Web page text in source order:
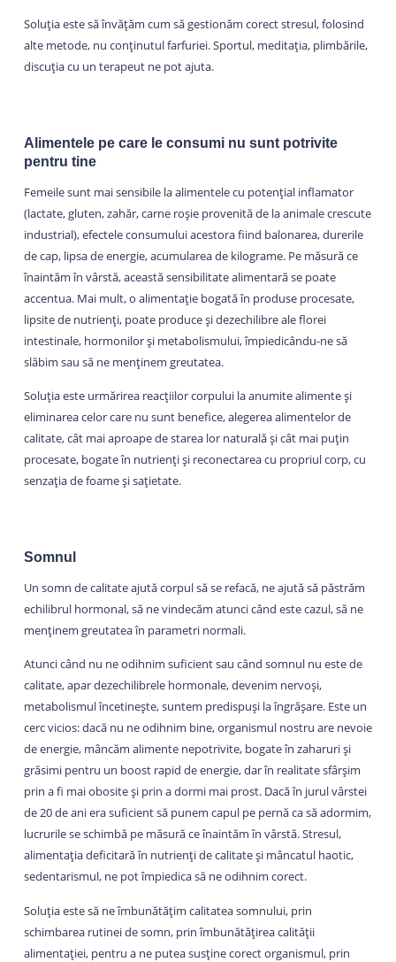
Soluția este să învățăm cum să gestionăm corect stresul, folosind
alte metode, nu conținutul farfuriei. Sportul, meditația, plimbările,
discuția cu un terapeut ne pot ajuta.
Alimentele pe care le consumi nu sunt potrivite
pentru tine
Femeile sunt mai sensibile la alimentele cu potențial inflamator
(lactate, gluten, zahăr, carne roșie provenită de la animale crescute
industrial), efectele consumului acestora fiind balonarea, durerile
de cap, lipsa de energie, acumularea de kilograme. Pe măsură ce
înaintăm în vârstă, această sensibilitate alimentară se poate
accentua. Mai mult, o alimentație bogată în produse procesate,
lipsite de nutrienți, poate produce și dezechilibre ale florei
intestinale, hormonilor și metabolismului, împiedicându-ne să
slăbim sau să ne menținem greutatea.
Soluția este urmărirea reacțiilor corpului la anumite alimente și
eliminarea celor care nu sunt benefice, alegerea alimentelor de
calitate, cât mai aproape de starea lor naturală și cât mai puțin
procesate, bogate în nutrienți și reconectarea cu propriul corp, cu
senzația de foame și sațietate.
Somnul
Un somn de calitate ajută corpul să se refacă, ne ajută să păstrăm
echilibrul hormonal, să ne vindecăm atunci când este cazul, să ne
menținem greutatea în parametri normali.
Atunci când nu ne odihnim suficient sau când somnul nu este de
calitate, apar dezechilibrele hormonale, devenim nervoși,
metabolismul încetinește, suntem predispuși la îngrășare. Este un
cerc vicios: dacă nu ne odihnim bine, organismul nostru are nevoie
de energie, mâncăm alimente nepotrivite, bogate în zaharuri și
grăsimi pentru un boost rapid de energie, dar în realitate sfârșim
prin a fi mai obosite și prin a dormi mai prost. Dacă în jurul vârstei
de 20 de ani era suficient să punem capul pe pernă ca să adormim,
lucrurile se schimbă pe măsură ce înaintăm în vârstă. Stresul,
alimentația deficitară în nutrienți de calitate și mâncatul haotic,
sedentarismul, ne pot împiedica să ne odihnim corect.
Soluția este să ne îmbunătățim calitatea somnului, prin
schimbarea rutinei de somn, prin îmbunătățirea calității
alimentației, pentru a ne putea susține corect organismul, prin